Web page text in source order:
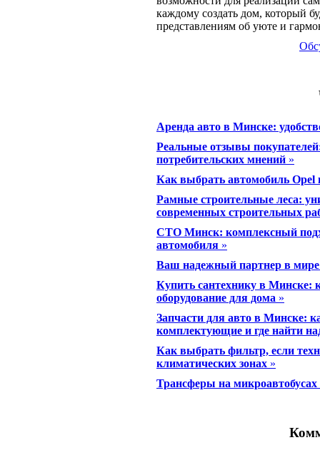
каждому создать дом, который
представлениям об уюте и
Аренда авто в Минске:
Реальные отзывы
потребительских мнений »
Как выбрать автомобиль Opel
Рамные строительные леса:
современных строительных
СТО Минск: комплексный
автомобиля »
Ваш надежный партнер в мире
Купить сантехнику в Минске:
оборудование для дома »
Запчасти для авто в Минске:
комплектующие и где найти
Как выбрать фильтр, если
климатических зонах »
Трансферы на